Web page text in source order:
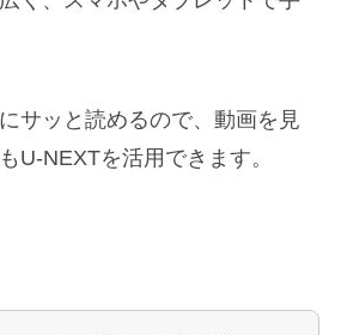
サッと読めるので、動画を見
U-NEXTを活用できます。